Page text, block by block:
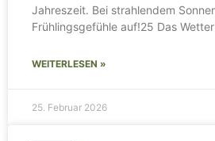
Jahreszeit. Bei strahlendem
Frühlingsgefühle auf!25 Das
WEITERLESEN »
25. Februar 2026